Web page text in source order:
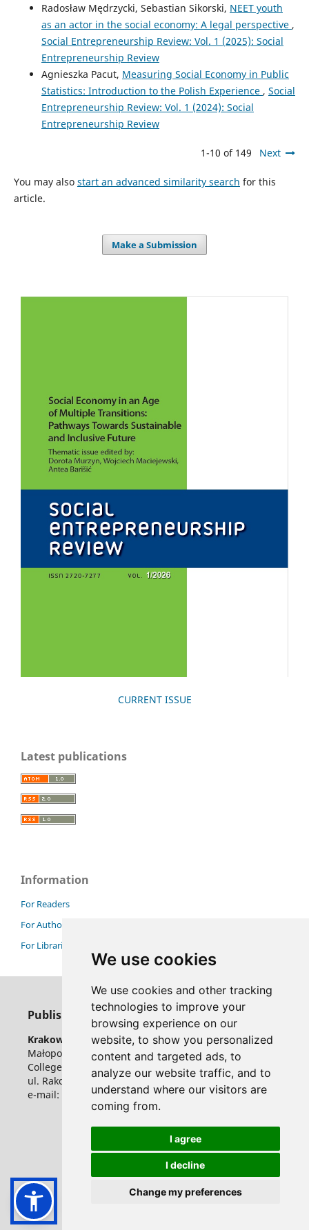
We use cookies
We use cookies and other tracking
technologies to improve your
browsing experience on our
website, to show you personalized
content and targeted ads, to
analyze our website traffic, and to
understand where our visitors are
coming from.
I agree
I decline
Change my preferences
Radosław Mędrzycki, Sebastian Sikorski, NEET youth
as an actor in the social economy: A legal perspective ,
Social Entrepreneurship Review: Vol. 1 (2025): Social
Entrepreneurship Review
Agnieszka Pacut, Measuring Social Economy in Public
Statistics: Introduction to the Polish Experience , Social
Entrepreneurship Review: Vol. 1 (2024): Social
Entrepreneurship Review
1-10 of 149 Next
You may also start an advanced similarity search for this
article.
Make a Submission
CURRENT ISSUE
Latest publications
Information
For Readers
For Authors
For Librarians
Publisher
Krakow University of Economics
Małopolska School of Public Administration
College of Public Economy and Administration
ul. Rakowicka 27, 31-510 Krakow, Poland
e-mail: ser@uek.krakow.pl